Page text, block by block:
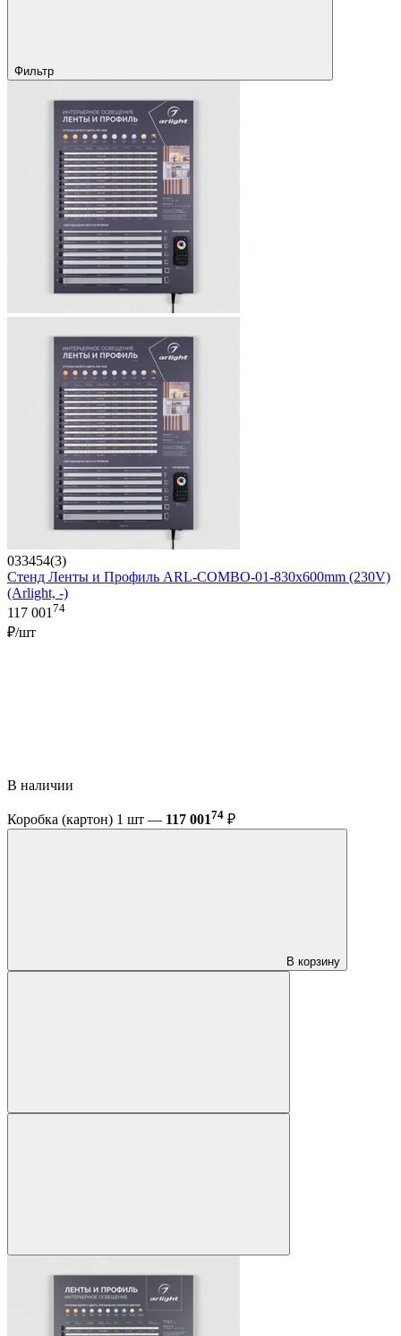
Фильтр
033454(3)
Стенд Ленты и Профиль ARL-COMBO-01-830х600mm (230V)
(Arlight, -)
117 00174
₽/шт
В наличии
Коробка (картон) 1 шт — 117 00174 ₽
В корзину